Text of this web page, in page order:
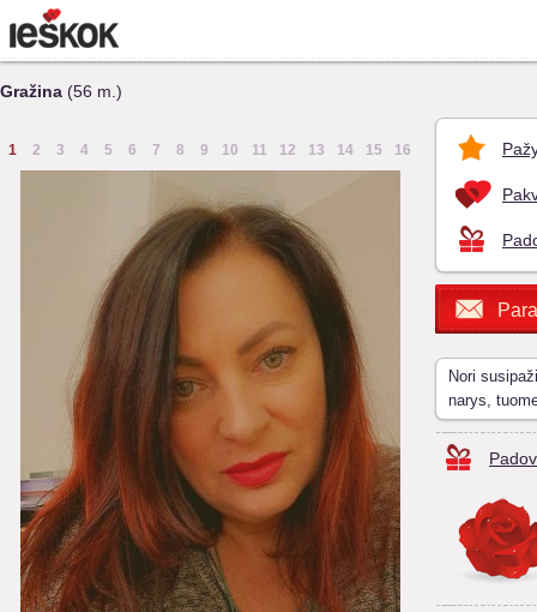
Gražina (56 m.)
1 2 3 4 5 6 7 8 9 10 11 12 13 14 15 16
Nori
narys,